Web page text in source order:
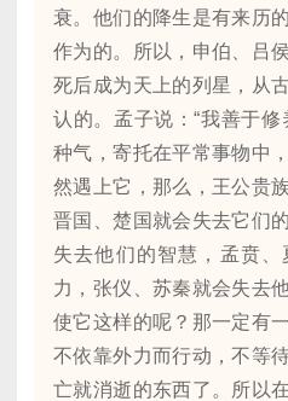
衰。他们的降生是有来历
作为的。所以，申伯、吕
死后成为天上的列星，从
认的。孟子说：“我善于
种气，寄托在平常事物中
然遇上它，那么，王公贵
晋国、楚国就会失去它们
失去他们的智慧，孟贲
力，张仪、苏秦就会失去
使它这样的呢？那一定有
不依靠外力而行动，不等
亡就消逝的东西了。所以